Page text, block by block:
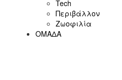
Tech
Περιβάλλον
Ζωοφιλία
ΟΜΑΔΑ